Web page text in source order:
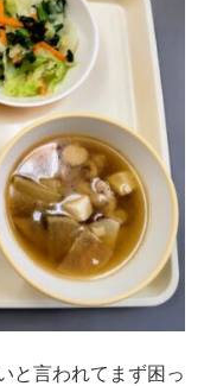
と言われてまず困っ